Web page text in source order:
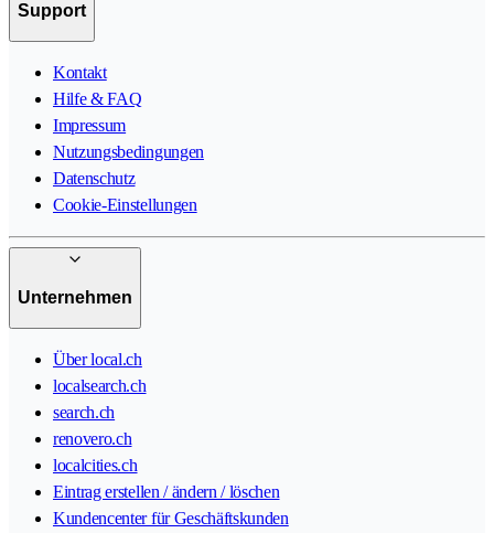
Support
Kontakt
Hilfe & FAQ
Impressum
Nutzungsbedingungen
Datenschutz
Cookie-Einstellungen
Unternehmen
Über local.ch
localsearch.ch
search.ch
renovero.ch
localcities.ch
Eintrag erstellen / ändern / löschen
Kundencenter für Geschäftskunden